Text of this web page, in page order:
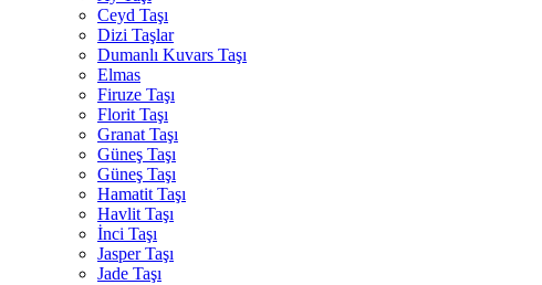
Ceyd Taşı
Dizi Taşlar
Dumanlı Kuvars Taşı
Elmas
Firuze Taşı
Florit Taşı
Granat Taşı
Güneş Taşı
Güneş Taşı
Hamatit Taşı
Havlit Taşı
İnci Taşı
Jasper Taşı
Jade Taşı